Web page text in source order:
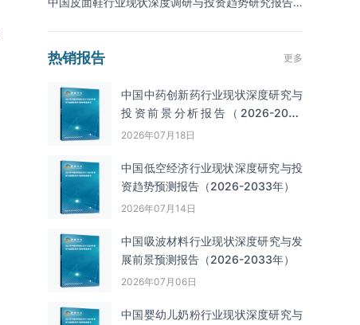
热销报告 更多
中国中药创新药行业现状深度研究与
投资前景分析报告（2026-2033
年）
2026年07月18日
中国低空经济行业现状深度研究与投
资趋势预测报告（2026-2033年）
2026年07月14日
中国吸波材料‌‌‌行业现状深度研究与发
展前景预测报告（2026-2033年）
2026年07月06日
中国婴幼儿奶粉行业现状深度研究与